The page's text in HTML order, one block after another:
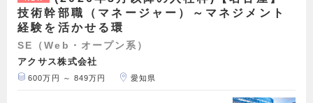
技術幹部職（マネージャー）～マネジメント
経験を活かせる環
SE（Web・オープン系）
アクサス株式会社
600万円 ～ 849万円 愛知県